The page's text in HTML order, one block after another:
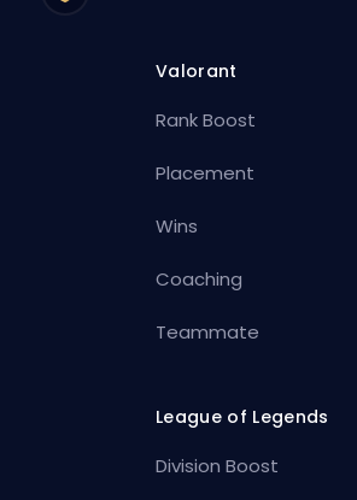
Valorant
Rank Boost
Placement
Wins
Coaching
Teammate
League of Legends
Division Boost